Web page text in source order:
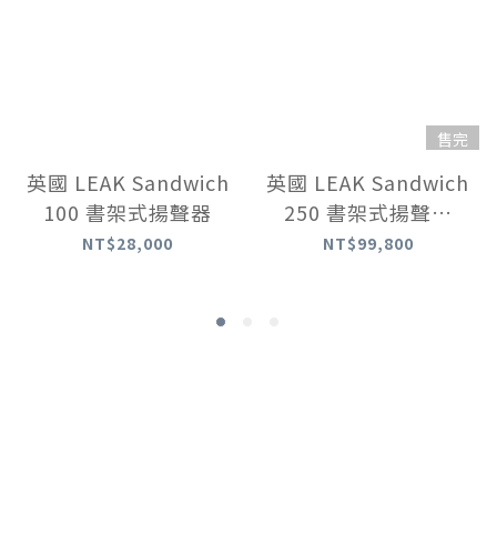
英國 LEAK Sandwich
100 書架式揚聲器
NT$28,000
售完
英國 LEAK Sandwich
250 書架式揚聲器
【含腳架】
NT$99,800